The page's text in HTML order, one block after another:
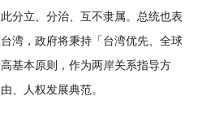
分立、分治、互不隶属。总统也表
湾，政府将秉持「台湾优先、全球
基本原则，作为两岸关系指导方
、人权发展典范。